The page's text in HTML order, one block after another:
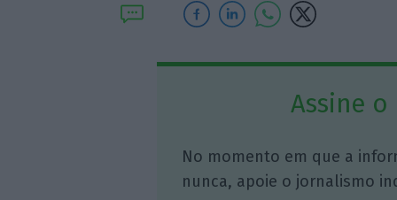
Assine o
No momento em que a
nunca, apoie o jornalismo